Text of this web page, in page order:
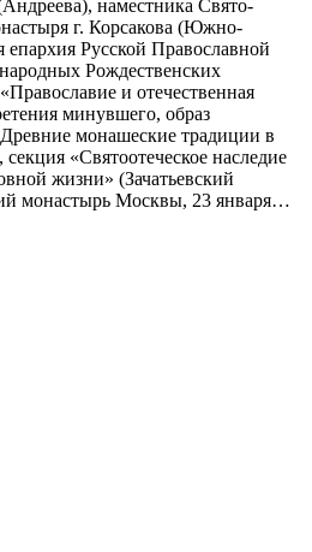
наместника Свято-
г. Корсакова (Южно-
епархия Русской Православной
Рождественских
и отечественная
минувшего, образ
монашеские традиции в
«Святоотеческое наследие
жизни» (Зачатьевский
монастырь Москвы, 23 января…